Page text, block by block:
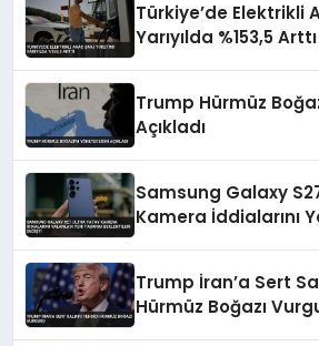
Türkiye’de Elektrikli
Yarıyılda %153,5 Arttı
Trump Hürmüz
Açıkladı
Samsung Galaxy
Kamera İddialarını
Trump İran’a Sert
Hürmüz Boğazı